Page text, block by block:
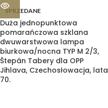
SPRZEDANE
Duża jednopunktowa
pomarańczowa szklana
dwuwarstwowa lampa
biurkowa/nocna TYP M 2/3,
Štepán Tabery dla OPP
Jihlava, Czechosłowacja, lata
70.